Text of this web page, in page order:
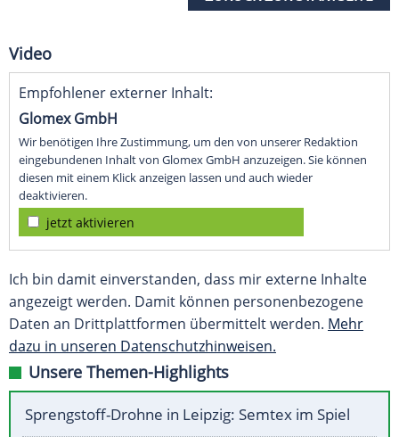
Video
Empfohlener externer Inhalt:
Glomex GmbH
Wir benötigen Ihre Zustimmung, um den von unserer Redaktion
eingebundenen Inhalt von Glomex GmbH anzuzeigen. Sie können
diesen mit einem Klick anzeigen lassen und auch wieder
deaktivieren.
jetzt aktivieren
Ich bin damit einverstanden, dass mir externe Inhalte
angezeigt werden. Damit können personenbezogene
Daten an Drittplattformen übermittelt werden. Mehr
dazu in unseren Datenschutzhinweisen.
Unsere Themen-Highlights
Sprengstoff-Drohne in Leipzig: Semtex im Spiel